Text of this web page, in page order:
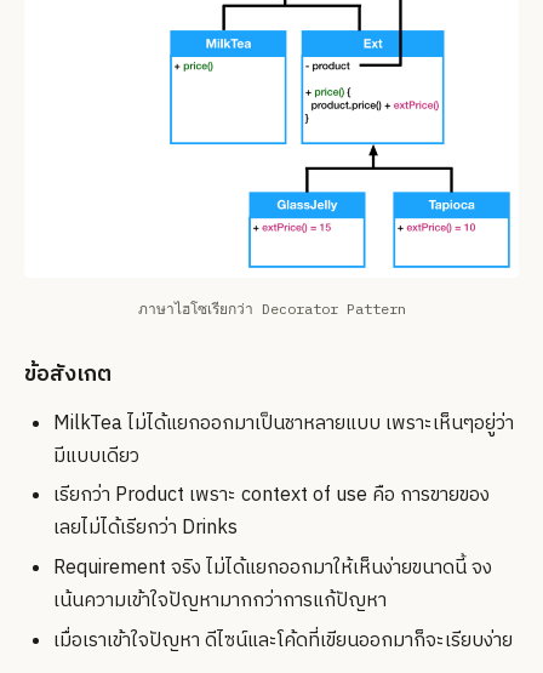
ภาษาไฮโซเรียกว่า Decorator Pattern
ข้อสังเกต
MilkTea ไม่ได้แยกออกมาเป็นชาหลายแบบ เพราะเห็นๆอยู่ว่า
มีแบบเดียว
เรียกว่า Product เพราะ context of use คือ การขายของ
เลยไม่ได้เรียกว่า Drinks
Requirement จริง ไม่ได้แยกออกมาให้เห็นง่ายขนาดนี้ จง
เน้นความเข้าใจปัญหามากกว่าการแก้ปัญหา
เมื่อเราเข้าใจปัญหา ดีไซน์และโค้ดที่เขียนออกมาก็จะเรียบง่าย